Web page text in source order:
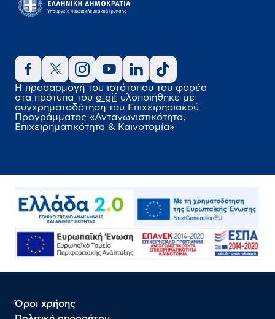
Η προσαρμογή του ιστότοπου του φορέα
στα πρότυπα του e-gif υλοποιήθηκε με
συγχρηματοδότηση του Επιχειρησιακού
Προγράμματος «Ανταγωνιστικότητα,
Επιχειρηματικότητα & Καινοτομία»
Όροι χρήσης